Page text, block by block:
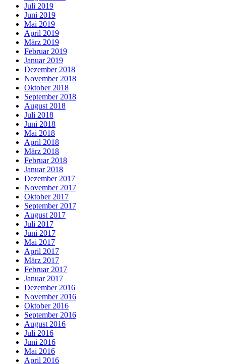
Juli 2019
Juni 2019
Mai 2019
April 2019
März 2019
Februar 2019
Januar 2019
Dezember 2018
November 2018
Oktober 2018
September 2018
August 2018
Juli 2018
Juni 2018
Mai 2018
April 2018
März 2018
Februar 2018
Januar 2018
Dezember 2017
November 2017
Oktober 2017
September 2017
August 2017
Juli 2017
Juni 2017
Mai 2017
April 2017
März 2017
Februar 2017
Januar 2017
Dezember 2016
November 2016
Oktober 2016
September 2016
August 2016
Juli 2016
Juni 2016
Mai 2016
April 2016